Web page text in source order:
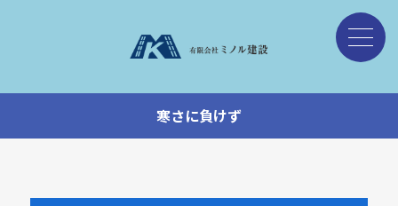
寒さに負けず